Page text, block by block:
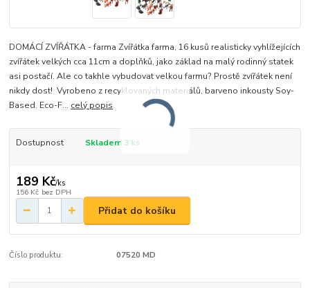
DOMÁCÍ ZVÍŘÁTKA - farma Zvířátka farma, 16 kusů realisticky vyhlížejících
zvířátek velkých cca 11cm a doplňků, jako základ na malý rodinný statek
asi postačí. Ale co takhle vybudovat velkou farmu? Prostě zvířátek není
nikdy dost! Vyrobeno z recyklovaných materiálů, barveno inkousty Soy-
Based. Eco-F... celý popis
Dostupnost Skladem 3 ks
189 Kč/ks
156 Kč bez DPH
Přidat do košíku
Číslo produktu: 07520 MD